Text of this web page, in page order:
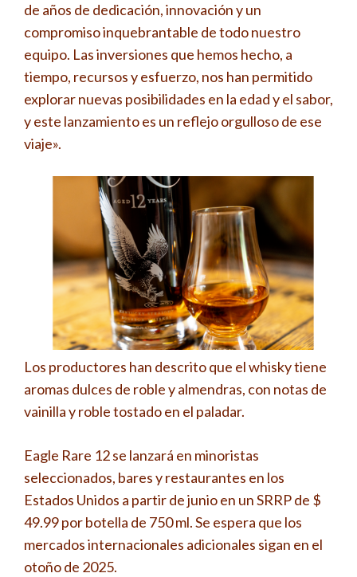
de años de dedicación, innovación y un
compromiso inquebrantable de todo nuestro
equipo. Las inversiones que hemos hecho, a
tiempo, recursos y esfuerzo, nos han permitido
explorar nuevas posibilidades en la edad y el sabor,
y este lanzamiento es un reflejo orgulloso de ese
viaje».
Los productores han descrito que el whisky tiene
aromas dulces de roble y almendras, con notas de
vainilla y roble tostado en el paladar.
Eagle Rare 12 se lanzará en minoristas
seleccionados, bares y restaurantes en los
Estados Unidos a partir de junio en un SRRP de $
49.99 por botella de 750 ml. Se espera que los
mercados internacionales adicionales sigan en el
otoño de 2025.